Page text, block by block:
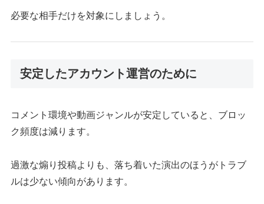
必要な相手だけを対象にしましょう。
安定したアカウント運営のために
コメント環境や動画ジャンルが安定していると、ブロッ
ク頻度は減ります。
過激な煽り投稿よりも、落ち着いた演出のほうがトラブ
ルは少ない傾向があります。